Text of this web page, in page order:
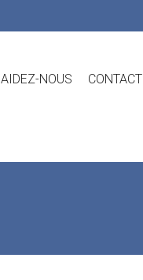
AIDEZ-NOUS CONTACT